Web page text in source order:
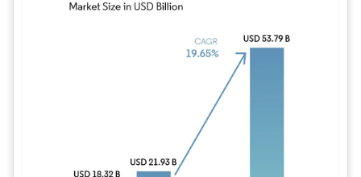
Imagen © Mordor Intelligence. El uso